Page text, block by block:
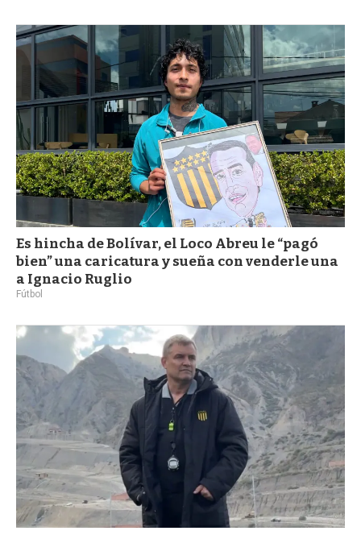
Es hincha de Bolívar, el Loco Abreu le “pagó
bien” una caricatura y sueña con venderle una
a Ignacio Ruglio
Fútbol